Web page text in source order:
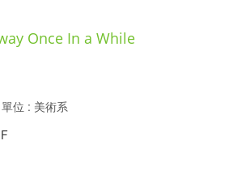
Once In a While
單位 : 美術系